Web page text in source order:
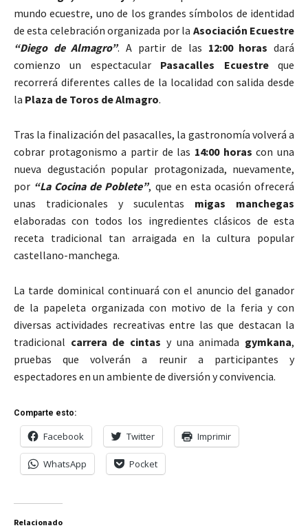
mundo ecuestre, uno de los grandes símbolos de identidad
de esta celebración organizada por la Asociación Ecuestre
“Diego de Almagro”. A partir de las 12:00 horas dará
comienzo un espectacular Pasacalles Ecuestreque
recorrerá diferentes calles de la localidad con salida desde
la Plaza de Toros de Almagro.
Tras la finalización del pasacalles, la gastronomía volverá a
cobrar protagonismo a partir de las 14:00 horas con una
nueva degustación popular protagonizada, nuevamente,
por “La Cocina de Poblete”, que en esta ocasión ofrecerá
unas tradicionales y suculentas migas manchegas
elaboradas con todos los ingredientes clásicos de esta
receta tradicional tan arraigada en la cultura popular
castellano-manchega.
La tarde dominical continuará con el anuncio del ganador
de la papeleta organizada con motivo de la feria y con
diversas actividades recreativas entre las que destacan la
tradicional carrera de cintas y una animada gymkana,
pruebas que volverán a reunir a participantes y
espectadores en un ambiente de diversión y convivencia.
Comparte esto:
Facebook Twitter Imprimir
WhatsApp Pocket
Relacionado